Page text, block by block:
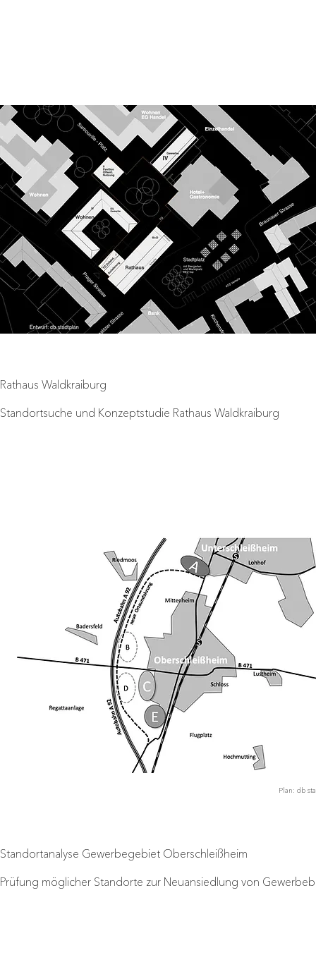
Rathaus Waldkraiburg
Standortsuche und Konzeptstudie Rathaus Waldkraiburg
Plan: db
Standortanalyse Gewerbegebiet Oberschleißheim
Prüfung möglicher Standorte zur Neuansiedlung von